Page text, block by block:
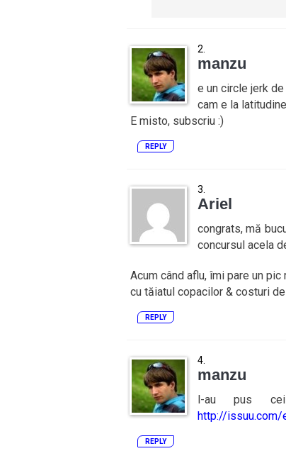
manzu
e un circle jerk
cam e la
E misto, subscriu :)
REPLY
Ariel
congrats, mă
concursul acela
Acum când aflu, îmi pare un
cu tăiatul copacilor & costuri
REPLY
manzu
l-au pus
http://
REPLY